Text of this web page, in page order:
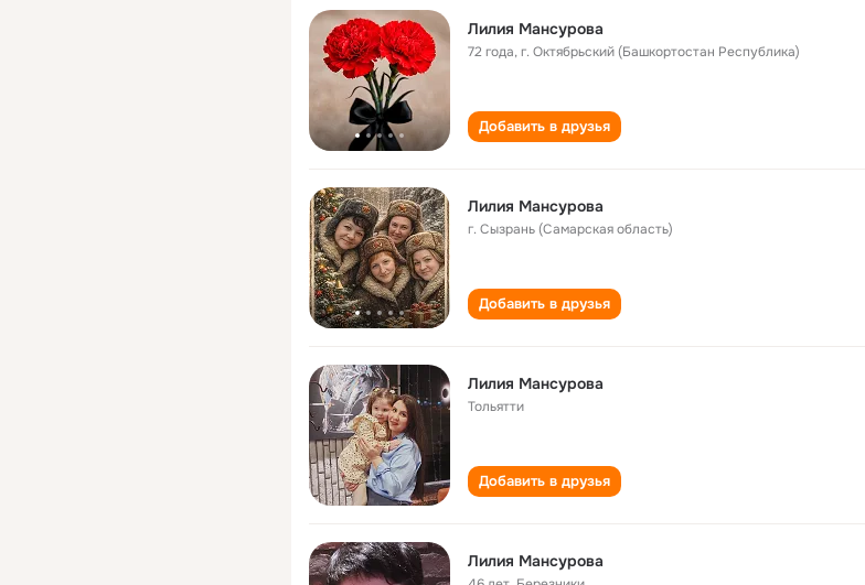
Лилия Мансурова
72 года,г. Октябрьский (Башкортостан Республика)
Добавить в друзья
Лилия Мансурова
г. Сызрань (Самарская область)
Добавить в друзья
Лилия Мансурова
Тольятти
Добавить в друзья
Лилия Мансурова